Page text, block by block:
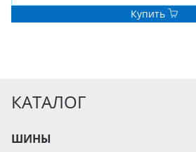
Купить
КАТАЛОГ
ШИНЫ